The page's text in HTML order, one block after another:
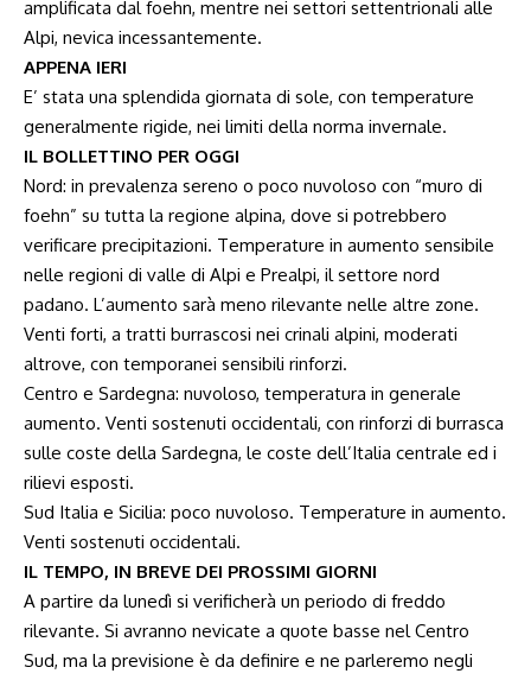
amplificata dal foehn, mentre nei settori settentrionali alle
Alpi, nevica incessantemente.
APPENA IERI
E’ stata una splendida giornata di sole, con temperature
generalmente rigide, nei limiti della norma invernale.
IL BOLLETTINO PER OGGI
Nord: in prevalenza sereno o poco nuvoloso con “muro di
foehn” su tutta la regione alpina, dove si potrebbero
verificare precipitazioni. Temperature in aumento sensibile
nelle regioni di valle di Alpi e Prealpi, il settore nord
padano. L’aumento sarà meno rilevante nelle altre zone.
Venti forti, a tratti burrascosi nei crinali alpini, moderati
altrove, con temporanei sensibili rinforzi.
Centro e Sardegna: nuvoloso, temperatura in generale
aumento. Venti sostenuti occidentali, con rinforzi di burrasca
sulle coste della Sardegna, le coste dell’Italia centrale ed i
rilievi esposti.
Sud Italia e Sicilia: poco nuvoloso. Temperature in aumento.
Venti sostenuti occidentali.
IL TEMPO, IN BREVE DEI PROSSIMI GIORNI
A partire da lunedì si verificherà un periodo di freddo
rilevante. Si avranno nevicate a quote basse nel Centro
Sud, ma la previsione è da definire e ne parleremo negli